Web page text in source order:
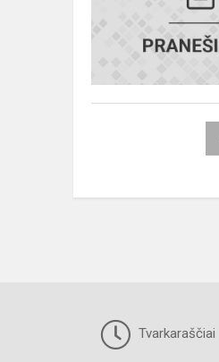
Tvarkaraščiai